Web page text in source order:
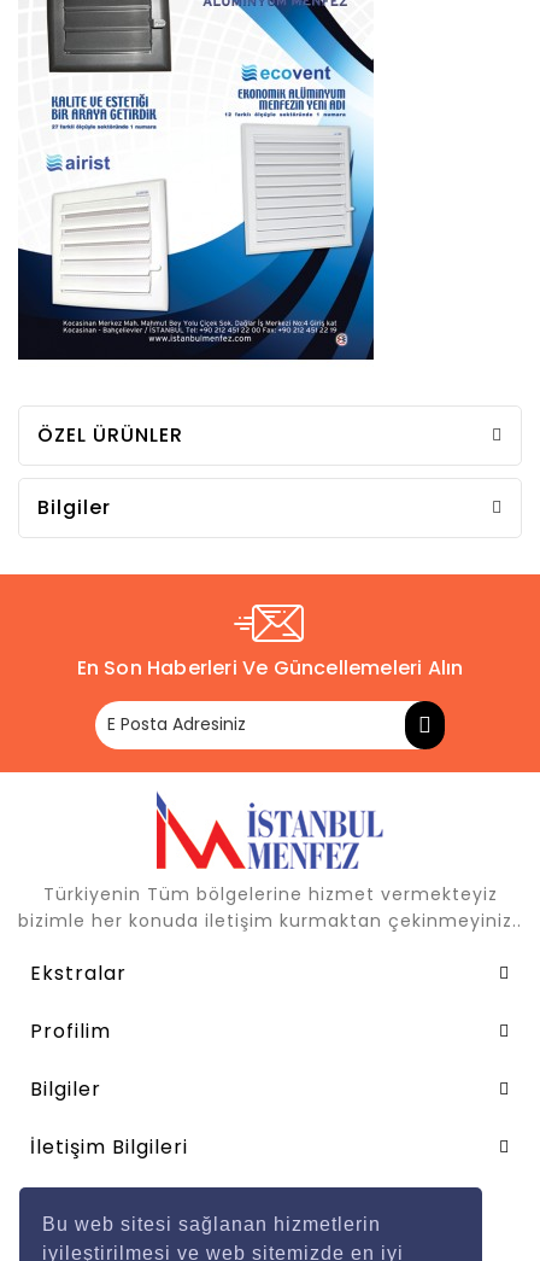
Bu web sitesi sağlanan hizmetlerin
iyileştirilmesi ve web sitemizde en iyi
ÖZEL ÜRÜNLER
Bilgiler
En Son Haberleri Ve Güncellemeleri Alın
Türkiyenin Tüm bölgelerine hizmet vermekteyiz
bizimle her konuda iletişim kurmaktan çekinmeyiniz..
Ekstralar
Profilim
Bilgiler
İletişim Bilgileri
Ödeme Metotları